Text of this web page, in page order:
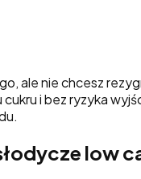
ale nie chcesz
i bez ryzyka
low